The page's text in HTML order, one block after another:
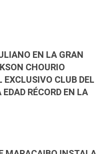
EN LA GRAN
CHOURIO
CLUB DEL
RÉCORD EN LA